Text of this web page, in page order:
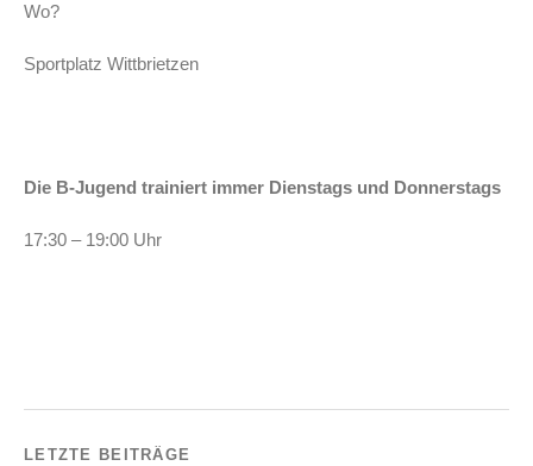
Wo?
Sportplatz Wittbrietzen
Die B-Jugend trainiert immer Dienstags und Donnerstags
17:30 – 19:00 Uhr
LETZTE BEITRÄGE